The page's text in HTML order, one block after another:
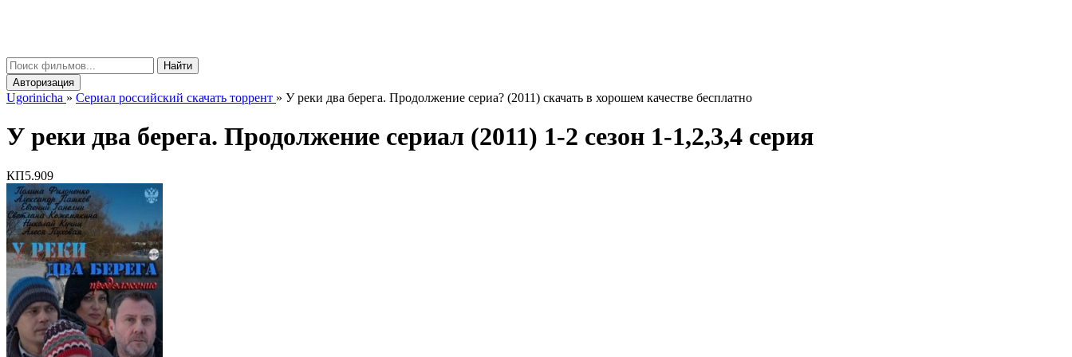
Найти
Авторизация
Ugorinicha » Сериал российский скачать торрент » У реки два берега. Продолжение сериа? (2011) скачать в хорошем качестве бесплатно
У реки два берега. Продолжение сериал (2011) 1-2 сезон 1-1,2,3,4 серия
КП5.909